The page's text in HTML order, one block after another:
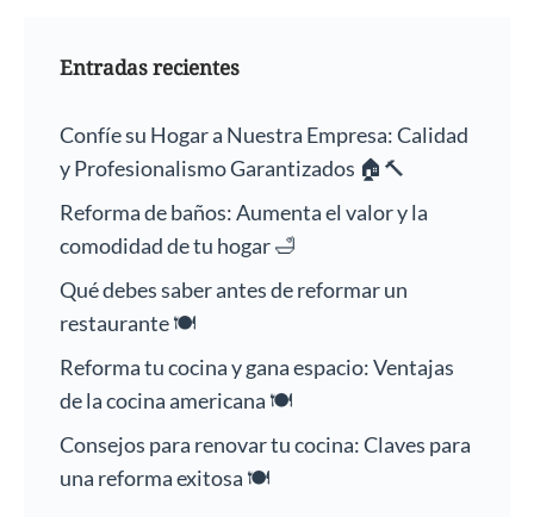
Entradas recientes
Confíe su Hogar a Nuestra Empresa: Calidad
y Profesionalismo Garantizados 🏠🔨
Reforma de baños: Aumenta el valor y la
comodidad de tu hogar 🛁
Qué debes saber antes de reformar un
restaurante 🍽️
Reforma tu cocina y gana espacio: Ventajas
de la cocina americana 🍽️
Consejos para renovar tu cocina: Claves para
una reforma exitosa 🍽️